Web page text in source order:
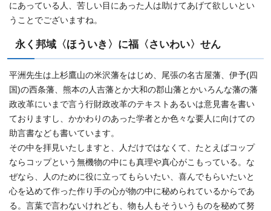
にあっている人、苦しい目にあった人は助けてあげて欲しいとい
うことでございますね。
永く邦域〈ほういき〉に福〈さいわい〉せん
平洲先生は上杉鷹山の米沢藩をはじめ、尾張の名古屋藩、伊予(四
国)の西条藩、熊本の人吉藩とか大和の郡山藩とかいろんな藩の藩
政改革にいまで言う行財政改革のテキストあるいは意見書を書い
ておりますし、かかわりのあった学者とか色々な要人に向けての
助言書なども書いています。
その中を拝見いたしますと、人だけではなくて、たとえばコップ
ならコップという無機物の中にも真理や真心がこもっている。な
ぜなら、人のために役に立ってもらいたい、喜んでもらいたいと
心を込めて作った作り手の心が物の中に秘められているからであ
る。言葉で言わないけれども、物も人もそういうものを秘めて努